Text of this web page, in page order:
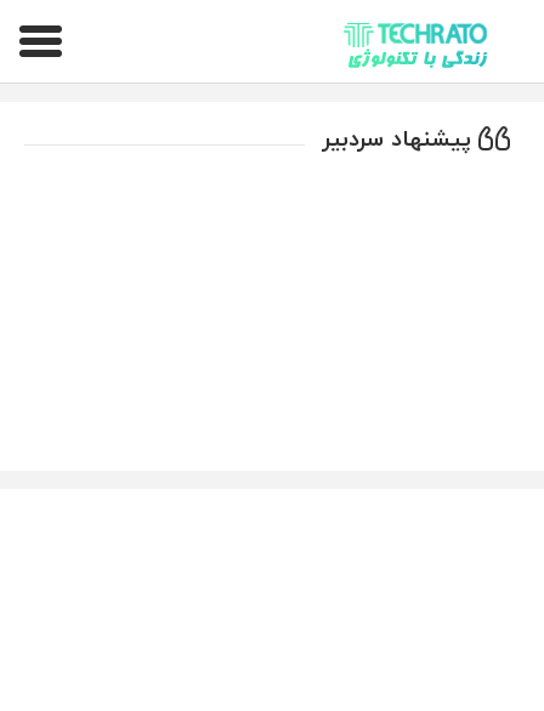
تکراتو – زندگی با تکنولوژی
پیشنهاد سردبیر